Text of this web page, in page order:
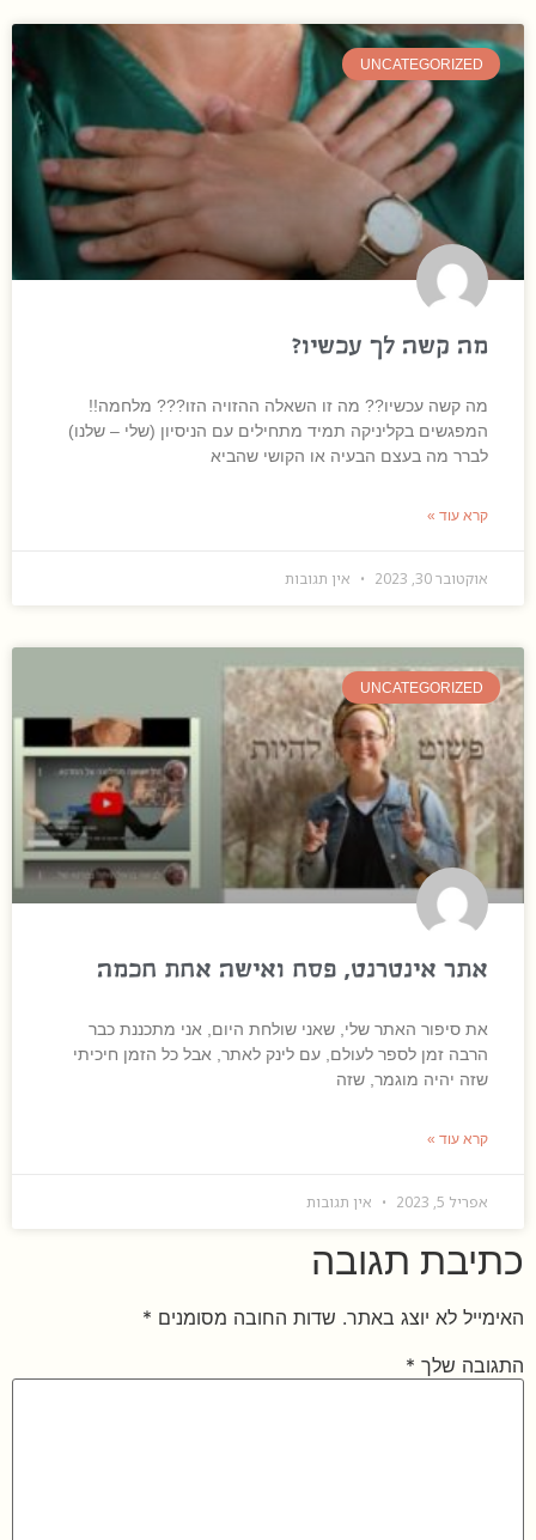
UNCATEGORIZED
מה קשה לך עכשיו?
מה קשה עכשיו?? מה זו השאלה ההזויה הזו??? מלחמה!!
המפגשים בקליניקה תמיד מתחילים עם הניסיון (שלי – שלנו)
לברר מה בעצם הבעיה או הקושי שהביא
קרא עוד »
אוקטובר 30, 2023 אין תגובות
UNCATEGORIZED
אתר אינטרנט, פסח ואישה אחת חכמה
את סיפור האתר שלי, שאני שולחת היום, אני מתכננת כבר
הרבה זמן לספר לעולם, עם לינק לאתר, אבל כל הזמן חיכיתי
שזה יהיה מוגמר, שזה
קרא עוד »
אפריל 5, 2023 אין תגובות
כתיבת תגובה
האימייל לא יוצג באתר. שדות החובה מסומנים *
התגובה שלך *